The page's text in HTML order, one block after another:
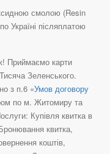
смолою (Resin
Україні післяплатою
Приймаємо карти
Зеленського.
з п.6 «Умов договору
по м. Житомиру та
Купівля квитка в
квитка,
коштів,